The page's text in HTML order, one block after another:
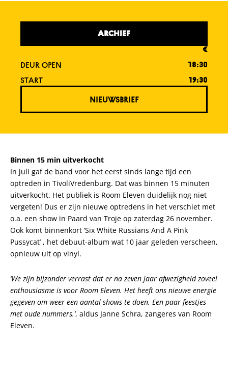
ARCHIEF
€
DEUR OPEN 18:30
START 19:30
NIEUWSBRIEF
Binnen 15 min uitverkocht
In juli gaf de band voor het eerst sinds lange tijd een
optreden in TivoliVredenburg. Dat was binnen 15 minuten
uitverkocht. Het publiek is Room Eleven duidelijk nog niet
vergeten! Dus er zijn nieuwe optredens in het verschiet met
o.a. een show in Paard van Troje op zaterdag 26 november.
Ook komt binnenkort ‘Six White Russians And A Pink
Pussycat’ , het debuut-album wat 10 jaar geleden verscheen,
opnieuw uit op vinyl.
‘We zijn bijzonder verrast dat er na zeven jaar afwezigheid zoveel
enthousiasme is voor Room Eleven. Het heeft ons nieuwe energie
gegeven om weer een aantal shows te doen. Een paar feestjes
met oude nummers.’, aldus Janne Schra, zangeres van Room
Eleven.